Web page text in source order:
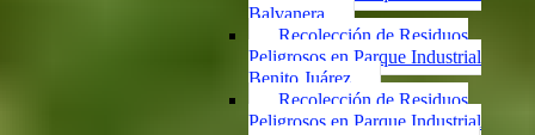
Balvanera
Recolección de Residuos
Peligrosos en Parque Industrial
Benito Juárez
Recolección de Residuos
Peligrosos en Parque Industrial